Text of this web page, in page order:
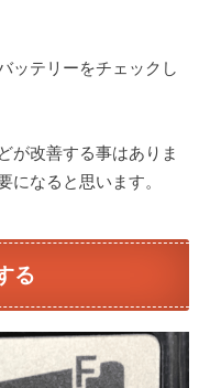
ッテリーをチェックし
が改善する事はありま
になると思います。
る